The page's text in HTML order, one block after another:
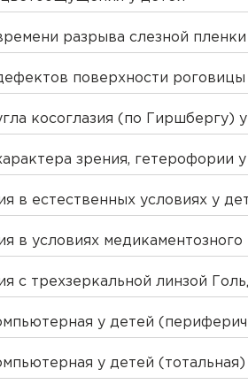
разрыва слезной пленки
поверхности роговицы
косоглазия (по Гиршбергу)
зрения, гетерофории
в естественных условиях у
в условиях медикаментозного
с трехзеркальной линзой
у детей
у детей (тотальная)
Покупка
Чтобы оплатить онлайн,
Обратите внимание!
указанным при
личном присутствии
Вызов
Если Вам необходима
Квалифицированные
выезда количество
78.
Заказ
Укажите,
Вы